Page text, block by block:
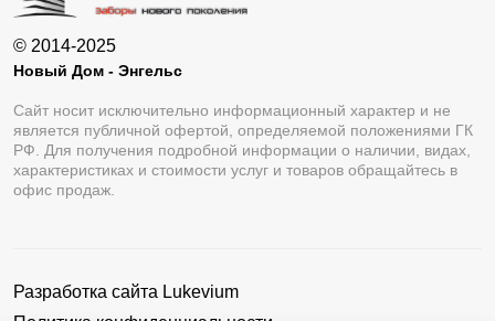
© 2014-2025
Новый Дом - Энгельс
Сайт носит исключительно информационный характер и не
является публичной офертой, определяемой положениями ГК
РФ. Для получения подробной информации о наличии, видах,
характеристиках и стоимости услуг и товаров обращайтесь в
офис продаж.
Разработка сайта Lukevium